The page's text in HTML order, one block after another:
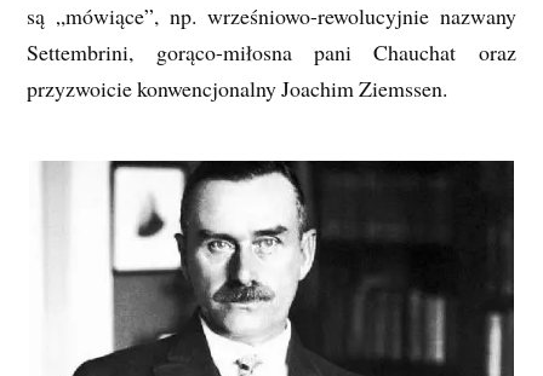
są „mówiące”, np. wrześniowo-rewolucyjnie nazwany
Settembrini, gorąco-miłosna pani Chauchat oraz
przyzwoicie konwencjonalny Joachim Ziemssen.